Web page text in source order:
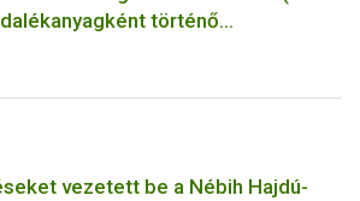
történő
vezetett be a Nébih Hajdú-